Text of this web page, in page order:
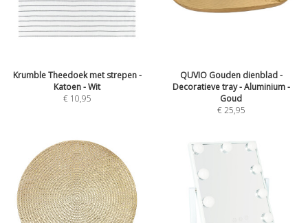
Krumble Theedoek met strepen -
Katoen - Wit
€ 10,95
QUVIO Gouden dienblad -
Decoratieve tray - Aluminium -
Goud
€25,95